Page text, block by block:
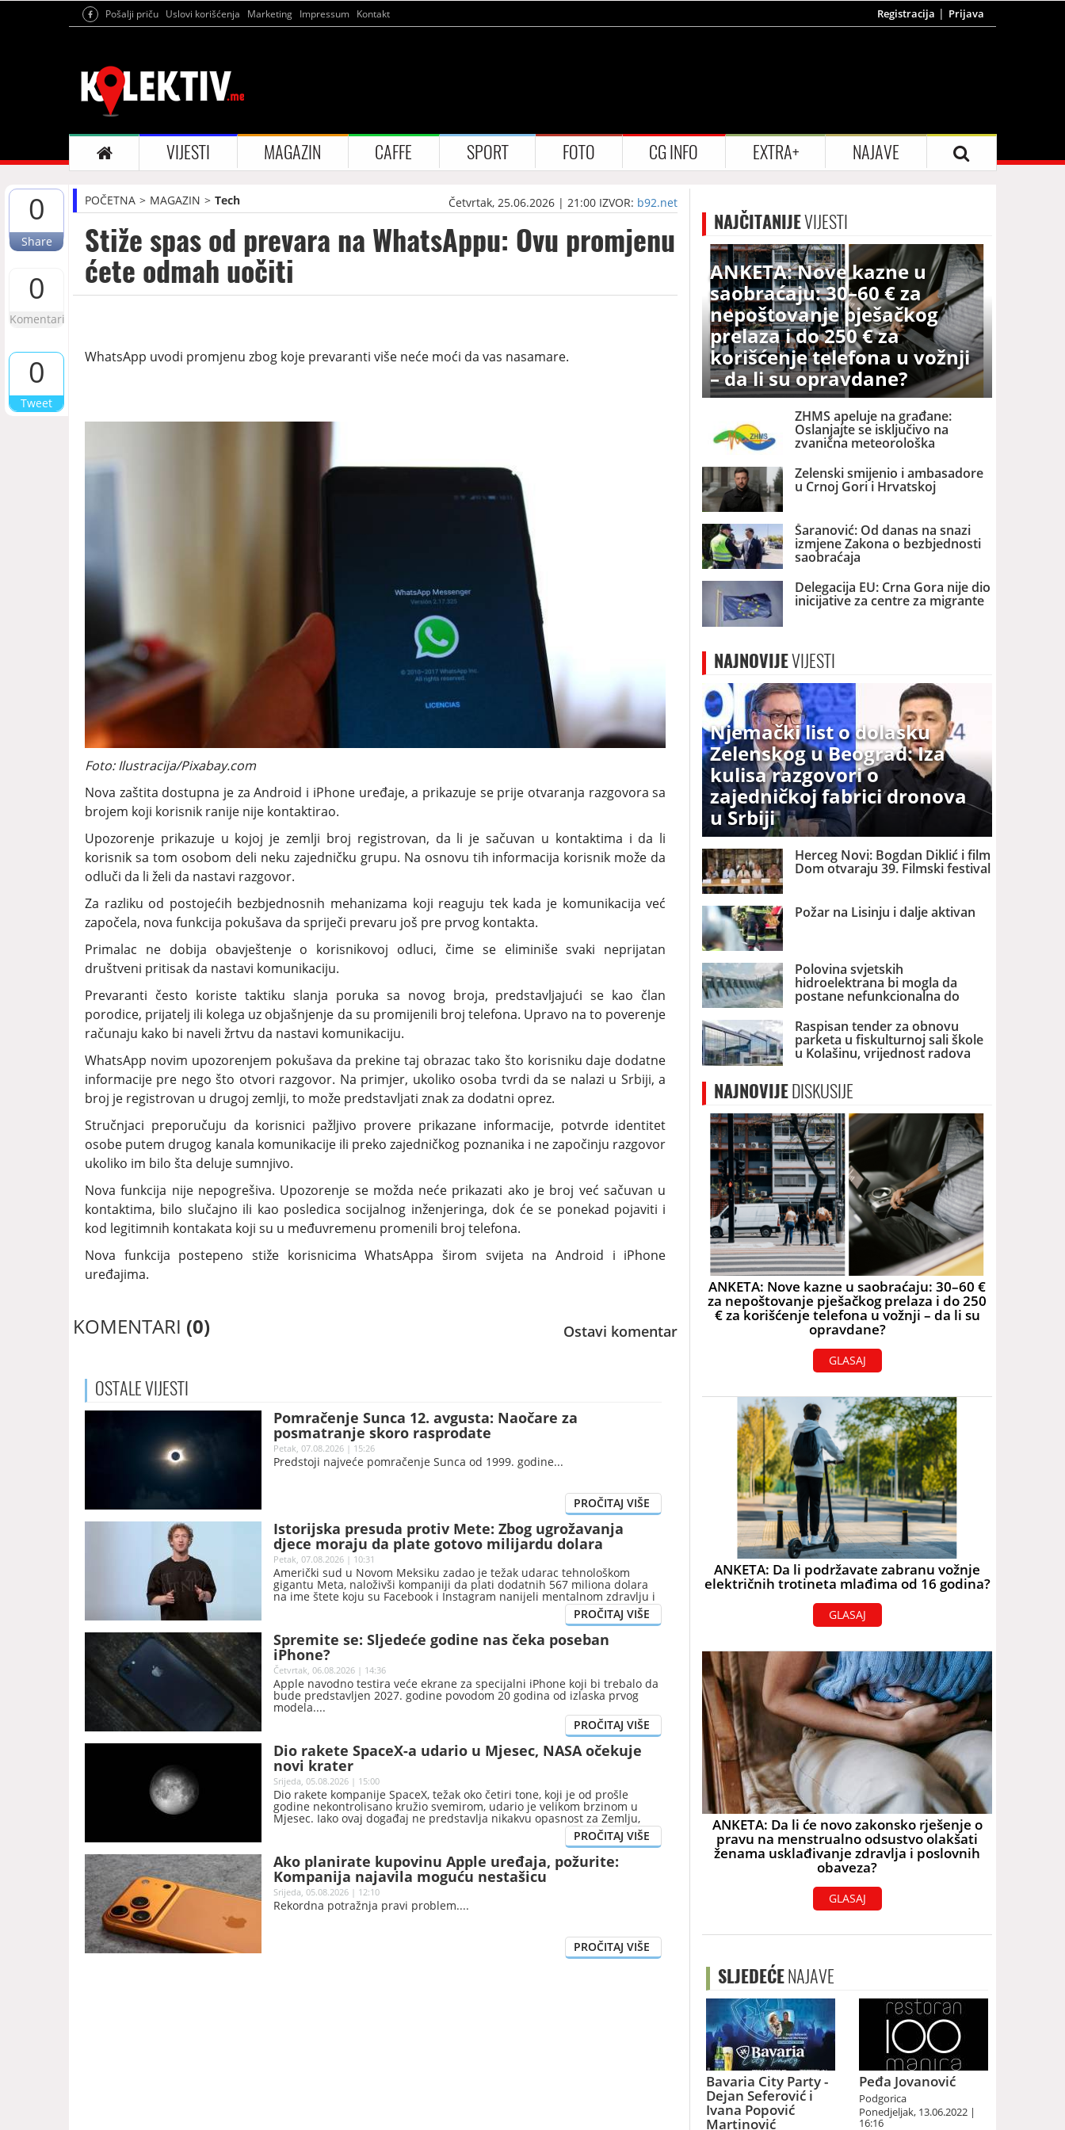
Pošalji priču Uslovi korišćenja Marketing Impressum Kontakt Registracija Prijava
VIJESTI MAGAZIN CAFFE SPORT FOTO CG INFO EXTRA+ NAJAVE
0
Share
0
Komentari
0
Tweet
POČETNA MAGAZIN Tech Četvrtak, 25.06.2026 | 21:00 IZVOR: b92.net
Stiže spas od prevara na WhatsAppu: Ovu promjenu
ćete odmah uočiti
WhatsApp uvodi promjenu zbog koje prevaranti više neće moći da vas nasamare.
Foto: Ilustracija/Pixabay.com
Nova zaštita dostupna je za Android i iPhone uređaje, a prikazuje se prije otvaranja razgovora sa
brojem koji korisnik ranije nije kontaktirao.
Upozorenje prikazuje u kojoj je zemlji broj registrovan, da li je sačuvan u kontaktima i da li
korisnik sa tom osobom deli neku zajedničku grupu. Na osnovu tih informacija korisnik može da
odluči da li želi da nastavi razgovor.
Za razliku od postojećih bezbjednosnih mehanizama koji reaguju tek kada je komunikacija već
započela, nova funkcija pokušava da spriječi prevaru još pre prvog kontakta.
Primalac ne dobija obavještenje o korisnikovoj odluci, čime se eliminiše svaki neprijatan
društveni pritisak da nastavi komunikaciju.
Prevaranti često koriste taktiku slanja poruka sa novog broja, predstavljajući se kao član
porodice, prijatelj ili kolega uz objašnjenje da su promijenili broj telefona. Upravo na to poverenje
računaju kako bi naveli žrtvu da nastavi komunikaciju.
WhatsApp novim upozorenjem pokušava da prekine taj obrazac tako što korisniku daje dodatne
informacije pre nego što otvori razgovor. Na primjer, ukoliko osoba tvrdi da se nalazi u Srbiji, a
broj je registrovan u drugoj zemlji, to može predstavljati znak za dodatni oprez.
Stručnjaci preporučuju da korisnici pažljivo provere prikazane informacije, potvrde identitet
osobe putem drugog kanala komunikacije ili preko zajedničkog poznanika i ne započinju razgovor
ukoliko im bilo šta deluje sumnjivo.
Nova funkcija nije nepogrešiva. Upozorenje se možda neće prikazati ako je broj već sačuvan u
kontaktima, bilo slučajno ili kao posledica socijalnog inženjeringa, dok će se ponekad pojaviti i
kod legitimnih kontakata koji su u međuvremenu promenili broj telefona.
Nova funkcija postepeno stiže korisnicima WhatsAppa širom svijeta na Android i iPhone
uređajima.
KOMENTARI (0) Ostavi komentar
OSTALEVIJESTI
Pomračenje Sunca 12. avgusta: Naočare za
posmatranje skoro rasprodate
Petak, 07.08.2026 | 15:26
Predstoji najveće pomračenje Sunca od 1999. godine
Istorijska presuda protiv Mete: Zbog ugrožavanja
djece moraju da plate gotovo milijardu dolara
Petak, 07.08.2026 | 10:31
Američki sud u Novom Meksiku zadao je težak udarac tehnološkom
gigantu Meta, naloživši kompaniji da plati dodatnih 567 miliona dolara
na ime štete koju su Facebook i Instagram nanijeli mentalnom zdravlju i
Spremite se: Sljedeće godine nas čeka poseban
iPhone?
Četvrtak, 06.08.2026 | 14:36
Apple navodno testira veće ekrane za specijalni iPhone koji bi trebalo da
bude predstavljen 2027. godine povodom 20 godina od izlaska prvog
modela.
Dio rakete SpaceX-a udario u Mjesec, NASA očekuje
novi krater
Srijeda, 05.08.2026 | 15:00
Dio rakete kompanije SpaceX, težak oko četiri tone, koji je od prošle
godine nekontrolisano kružio svemirom, udario je velikom brzinom u
Mjesec. Iako ovaj događaj ne predstavlja nikakvu opasnost za Zemlju,
naučnici očekuju da je na površini Zemljinog prirodnog satelita nastao
Ako planirate kupovinu Apple uređaja, požurite:
Kompanija najavila moguću nestašicu
Srijeda, 05.08.2026 | 12:10
Rekordna potražnja pravi problem.
NAJČITANIJEVIJESTI
ANKETA: Nove kazne u
saobraćaju: 30–60 € za
nepoštovanje pješačkog
prelaza i do 250 € za
korišćenje telefona u vožnji
– da li su opravdane?
ZHMS apeluje na građane:
Oslanjajte se isključivo na
zvanična meteorološka
Zelenski smijenio i ambasadore
u Crnoj Gori i Hrvatskoj
Šaranović: Od danas na snazi
izmjene Zakona o bezbjednosti
saobraćaja
Delegacija EU: Crna Gora nije dio
inicijative za centre za migrante
NAJNOVIJEVIJESTI
Njemački list o dolasku
Zelenskog u Beograd: Iza
kulisa razgovori o
zajedničkoj fabrici dronova
u Srbiji
Herceg Novi: Bogdan Diklić i film
Dom otvaraju 39. Filmski festival
Požar na Lisinju i dalje aktivan
Polovina svjetskih
hidroelektrana bi mogla da
postane nefunkcionalna do
2060. godine
Raspisan tender za obnovu
parketa u fiskulturnoj sali škole
u Kolašinu, vrijednost radova
skoro 40.000 eura
NAJNOVIJEDISKUSIJE
ANKETA: Nove kazne u saobraćaju: 30–60 €
za nepoštovanje pješačkog prelaza i do 250
€ za korišćenje telefona u vožnji – da li su
opravdane?
GLASAJ
ANKETA: Da li podržavate zabranu vožnje
električnih trotineta mlađima od 16 godina?
GLASAJ
ANKETA: Da li će novo zakonsko rješenje o
pravu na menstrualno odsustvo olakšati
ženama usklađivanje zdravlja i poslovnih
obaveza?
GLASAJ
SLJEDEĆENAJAVE
Bavaria City Party -
Dejan Seferović i
Ivana Popović
Martinović
Peđa Jovanović
Podgorica
Ponedjeljak, 13.06.2022 |
16:16